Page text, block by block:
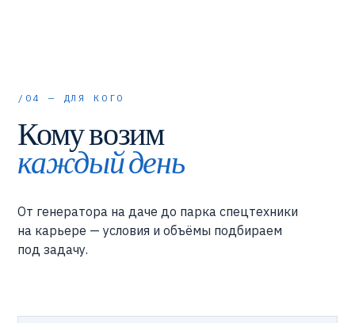
/04 — ДЛЯ КОГО
Кому возим
каждый день
От генератора на даче до парка спецтехники
на карьере — условия и объёмы подбираем
под задачу.